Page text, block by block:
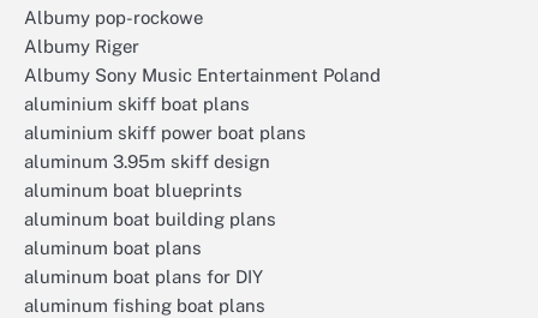
Albumy pop-rockowe
Albumy Riger
Albumy Sony Music Entertainment Poland
aluminium skiff boat plans
aluminium skiff power boat plans
aluminum 3.95m skiff design
aluminum boat blueprints
aluminum boat building plans
aluminum boat plans
aluminum boat plans for DIY
aluminum fishing boat plans